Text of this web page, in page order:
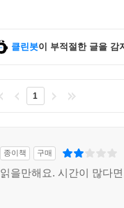
클린봇이 부적절한 글을 감
1
종이책 구매
읽을만해요. 시간이 많다